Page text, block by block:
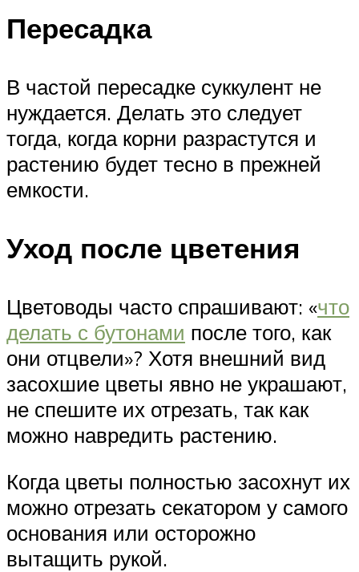
Пересадка
В частой пересадке суккулент не
нуждается. Делать это следует
тогда, когда корни разрастутся и
растению будет тесно в прежней
емкости.
Уход после цветения
Цветоводы часто спрашивают: «что
делать с бутонами после того, как
они отцвели»? Хотя внешний вид
засохшие цветы явно не украшают,
не спешите их отрезать, так как
можно навредить растению.
Когда цветы полностью засохнут их
можно отрезать секатором у самого
основания или осторожно
вытащить рукой.